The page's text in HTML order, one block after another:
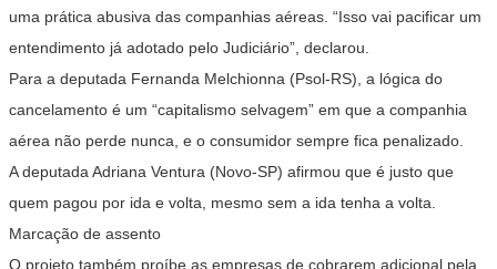
uma prática abusiva das companhias aéreas. “Isso vai pacificar um
entendimento já adotado pelo Judiciário”, declarou.
Para a deputada Fernanda Melchionna (Psol-RS), a lógica do
cancelamento é um “capitalismo selvagem” em que a companhia
aérea não perde nunca, e o consumidor sempre fica penalizado.
A deputada Adriana Ventura (Novo-SP) afirmou que é justo que
quem pagou por ida e volta, mesmo sem a ida tenha a volta.
Marcação de assento
O projeto também proíbe as empresas de cobrarem adicional pela